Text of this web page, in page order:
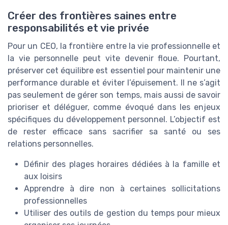
Créer des frontières saines entre
responsabilités et vie privée
Pour un CEO, la frontière entre la vie professionnelle et
la vie personnelle peut vite devenir floue. Pourtant,
préserver cet équilibre est essentiel pour maintenir une
performance durable et éviter l’épuisement. Il ne s’agit
pas seulement de gérer son temps, mais aussi de savoir
prioriser et déléguer, comme évoqué dans les enjeux
spécifiques du développement personnel. L’objectif est
de rester efficace sans sacrifier sa santé ou ses
relations personnelles.
Définir des plages horaires dédiées à la famille et
aux loisirs
Apprendre à dire non à certaines sollicitations
professionnelles
Utiliser des outils de gestion du temps pour mieux